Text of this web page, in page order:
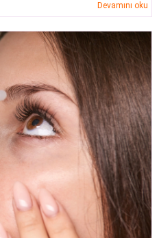
Devamını oku